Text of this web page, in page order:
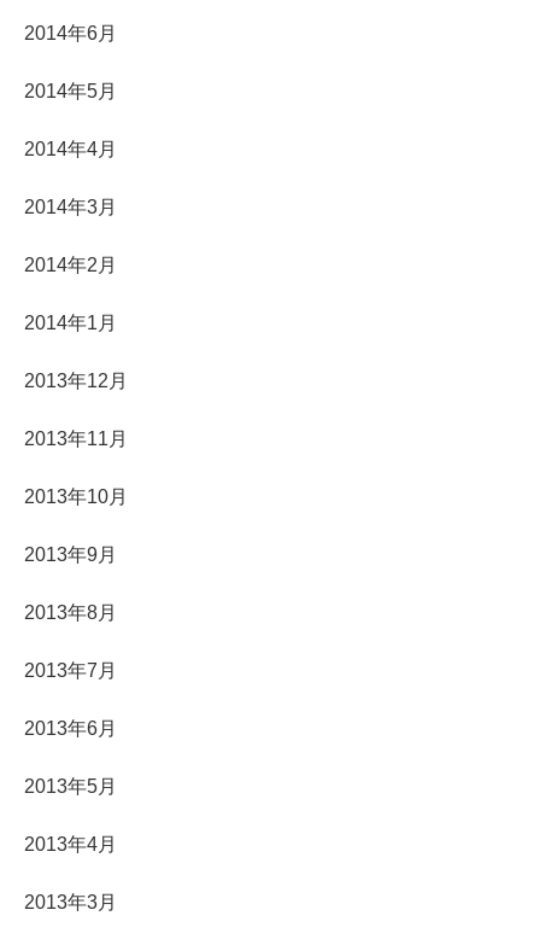
2014年6月
2014年5月
2014年4月
2014年3月
2014年2月
2014年1月
2013年12月
2013年11月
2013年10月
2013年9月
2013年8月
2013年7月
2013年6月
2013年5月
2013年4月
2013年3月